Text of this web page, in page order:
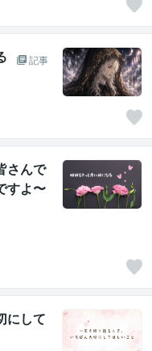
記事
さんで
すよ〜
にして